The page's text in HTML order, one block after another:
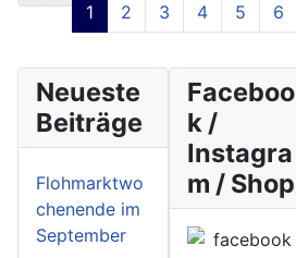
1 2 3 4 5 6
Neueste
Beiträge
Flohmarktwo
chenende im
September
Faceboo
k /
Instagra
m / Shop